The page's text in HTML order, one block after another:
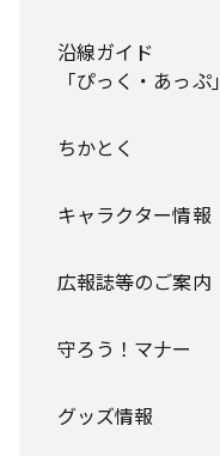
沿線ガイド
「ぴっく・あっぷ」
ちかとく
キャラクター情報
広報誌等のご案内
守ろう！マナー
グッズ情報